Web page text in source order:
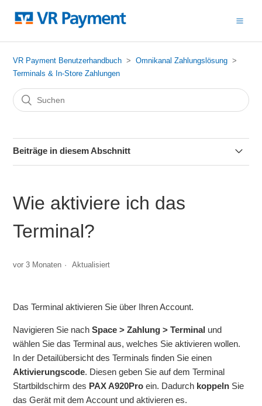
VR Payment Benutzerhandbuch
Omnikanal Zahlungslösung
Terminals & In-Store Zahlungen
Beiträge in diesem Abschnitt
Gibt es andere Terminalvarianten?
Wie richte ich ein Terminal ein?
Wie aktiviere ich das Terminal?
Wie reiche ich Terminalverträge ein?
Was ist eine Terminal ID und wo finde ich sie?
Wo kann ich die Trinkgeldfunktion einstellen?
Wie aktiviere ich das
Terminal?
vor 3 Monaten Aktualisiert
Das Terminal aktivieren Sie über Ihren Account.
Navigieren Sie nachSpace > Zahlung > Terminal und
wählen Sie das Terminal aus, welches Sie aktivieren wollen.
In der Detailübersicht des Terminals finden Sie einen
Aktivierungscode. Diesen geben Sie auf dem Terminal
Startbildschirm des PAX A920Pro ein. Dadurch koppeln Sie
das Gerät mit dem Account und aktivieren es.